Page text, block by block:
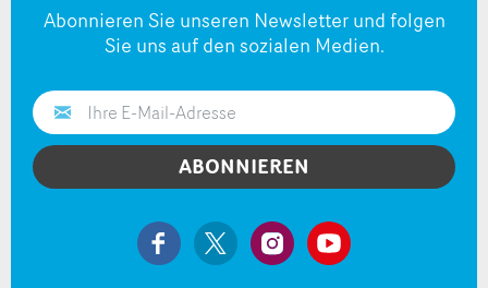
Abonnieren Sie unseren Newsletter und folgen
Sie uns auf den sozialen Medien.
ABONNIEREN